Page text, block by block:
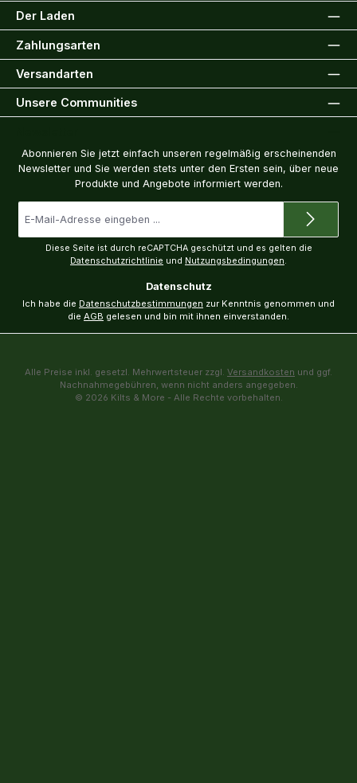
Der Laden
Zahlungsarten
Versandarten
Unsere Communities
Abonnieren Sie jetzt einfach unseren regelmäßig erscheinenden
Newsletter und Sie werden stets unter den Ersten sein, über neue
Produkte und Angebote informiert werden.
Mail-
Diese Seite ist durch reCAPTCHA geschützt und es gelten die
Datenschutzrichtlinie und Nutzungsbedingungen.
Datenschutz
Ich habe die Datenschutzbestimmungen zur Kenntnis genommen und
die AGB gelesen und bin mit ihnen einverstanden.
Alle Preise inkl. gesetzl. Mehrwertsteuer zzgl. Versandkosten und ggf.
Nachnahmegebühren, wenn nicht anders angegeben.
© 2026 Kilts & More - Alle Rechte vorbehalten.